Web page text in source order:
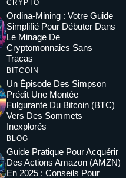
CRYPTO
Ordina-Mining : Votre Guide
Simplifié Pour Débuter Dans
Le Minage De
Cryptomonnaies Sans
Tracas
BITCOIN
Un Épisode Des Simpson
Prédit Une Montée
Fulgurante Du Bitcoin (BTC)
Vers Des Sommets
Inexplorés
BLOG
Guide Pratique Pour Acquérir
Des Actions Amazon (AMZN)
En 2025 : Conseils Pour